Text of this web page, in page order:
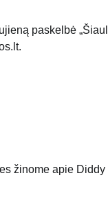
paskelbė
žinome apie